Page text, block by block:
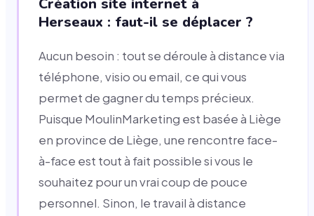
Création site internet à
Herseaux : faut-il se déplacer ?
Aucun besoin : tout se déroule à distance via
téléphone, visio ou email, ce qui vous
permet de gagner du temps précieux.
Puisque MoulinMarketing est basée à Liège
en province de Liège, une rencontre face-
à-face est tout à fait possible si vous le
souhaitez pour un vrai coup de pouce
personnel. Sinon, le travail à distance